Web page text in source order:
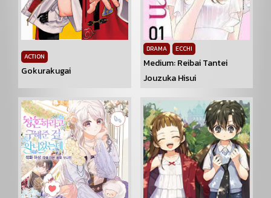
ACTION
Gokurakugai
DRAMA ECCHI
Medium: Reibai Tantei
Jouzuka Hisui